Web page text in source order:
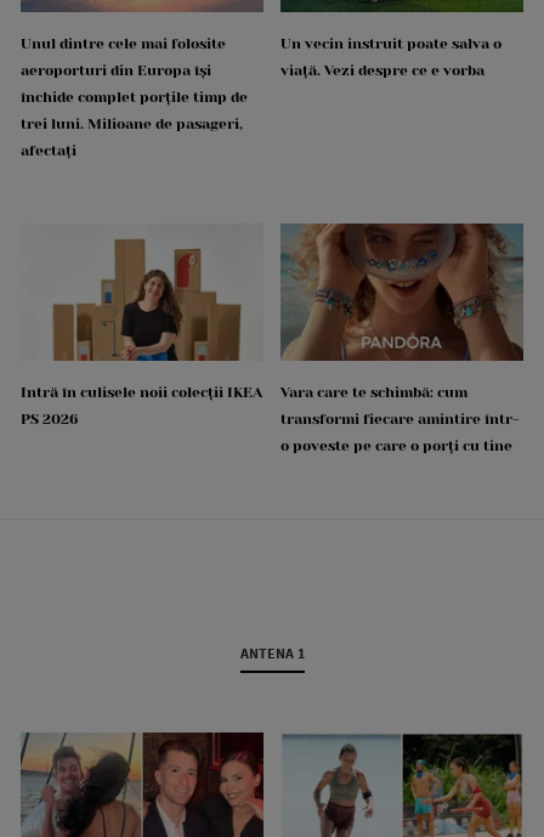
Unul dintre cele mai folosite
aeroporturi din Europa își
închide complet porțile timp de
trei luni. Milioane de pasageri,
afectați
Un vecin instruit poate salva o
viață. Vezi despre ce e vorba
Intră în culisele noii colecții IKEA
PS 2026
Vara care te schimbă: cum
transformi fiecare amintire într-
o poveste pe care o porți cu tine
ANTENA 1